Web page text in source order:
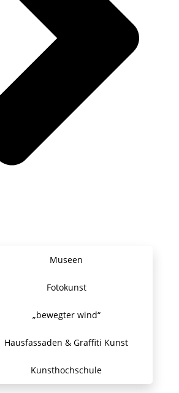
Museen
Fotokunst
„bewegter wind“
Hausfassaden & Graffiti Kunst
Kunsthochschule